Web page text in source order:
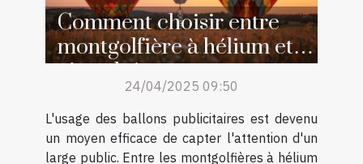
Comment choisir entre
montgolfière à hélium et à
air pulsé pour votre
publicité24/04/2025 09:50
L'usage des ballons publicitaires est devenu
un moyen efficace de capter l'attention d'un
large public. Entre les montgolfières à hélium